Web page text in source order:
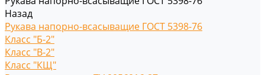
Назад
Рукава напорно-всасыващие ГОСТ 5398-76
Класс "Б-2"
Класс "В-2"
Класс "КЩ"